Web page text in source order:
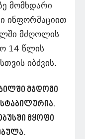
მომხდარი
ინფორმაციით
მძღოლის
14 წლის
იბძვის.
მჯდომი
მყოფი